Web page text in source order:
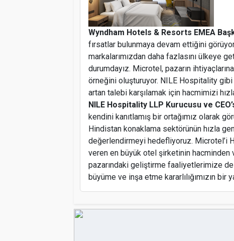
Wyndham Hotels & Resorts EMEA
fırsatlar bulunmaya devam ettiğini
markalarımızdan daha fazlasını ülkeye
durumdayız. Microtel, pazarın
örneğini oluşturuyor. NILE Hospitality
artan talebi karşılamak için hacmimizi
NILE Hospitality LLP Kurucusu ve
kendini kanıtlamış bir ortağımız olarak
Hindistan konaklama sektörünün hızla
değerlendirmeyi hedefliyoruz. Microtel’i
veren en büyük otel şirketinin hacminden
pazarındaki geliştirme faaliyetlerimize
büyüme ve inşa etme kararlılığımızın bir